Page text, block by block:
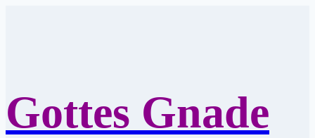
Gottes Gnade